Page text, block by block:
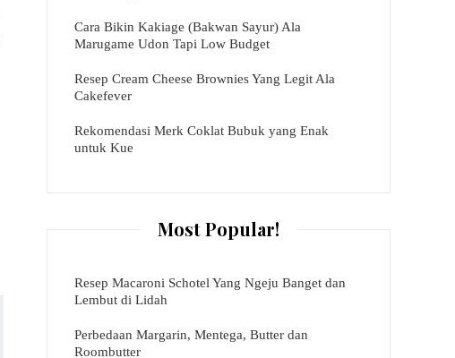
Cara Bikin Kakiage (Bakwan Sayur) Ala
Marugame Udon Tapi Low Budget
Resep Cream Cheese Brownies Yang Legit Ala
Cakefever
Rekomendasi Merk Coklat Bubuk yang Enak
untuk Kue
Most Popular!
Resep Macaroni Schotel Yang Ngeju Banget dan
Lembut di Lidah
Perbedaan Margarin, Mentega, Butter dan
Roombutter